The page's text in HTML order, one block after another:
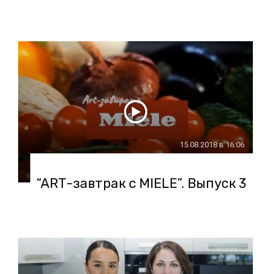
15.08.2018 в 16:06
“ART-завтрак с MIELE”. Выпуск 3